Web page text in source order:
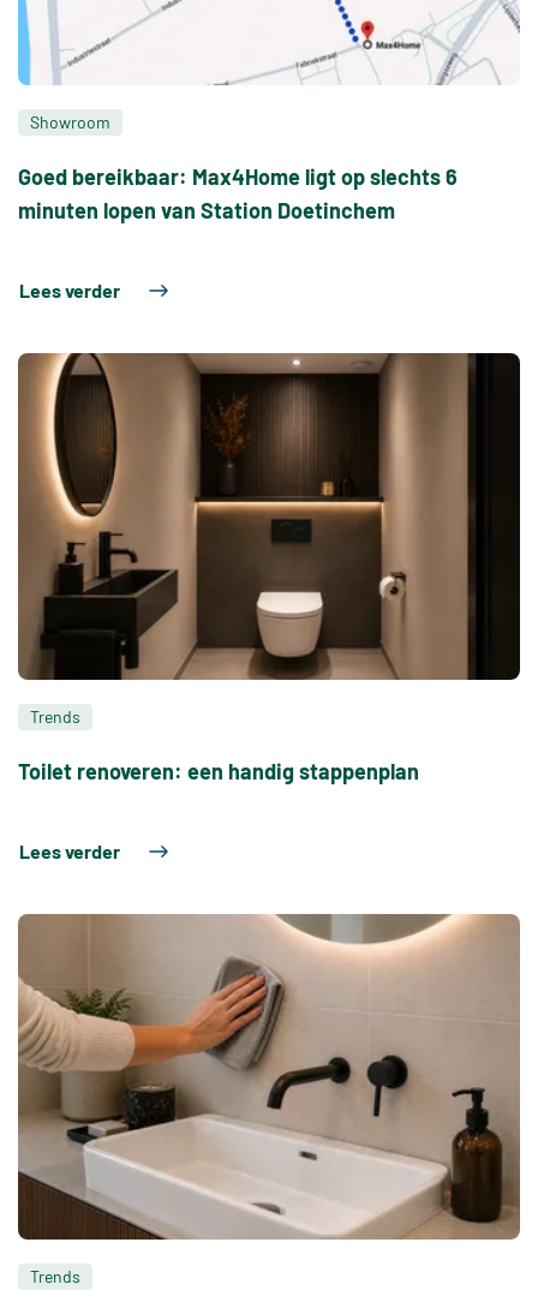
Showroom
Goed bereikbaar: Max4Home ligt op slechts 6
minuten lopen van Station Doetinchem
Lees verder
Trends
Toilet renoveren: een handig stappenplan
Lees verder
Trends